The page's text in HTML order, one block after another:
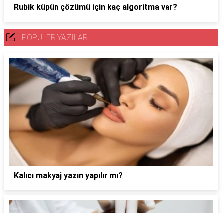
Rubik küpün çözümü için kaç algoritma var?
POPÜLER YAZILAR
Kalıcı makyaj yazın yapılır mı?